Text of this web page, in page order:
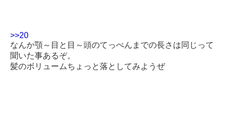
>>20
なんか顎～目と目～頭のてっぺんまでの長さは同じって
聞いた事あるぞ。
髪のボリュームちょっと落としてみようぜ